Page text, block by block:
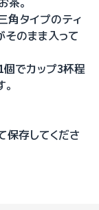
角タイプのティ
そのまま入って
個でカップ3杯程
保存してくださ